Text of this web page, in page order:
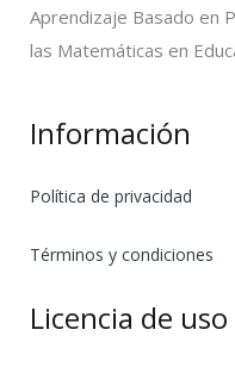
Aprendizaje Basado en
las Matemáticas en
Información
Política de privacidad
Términos y condiciones
Licencia de uso